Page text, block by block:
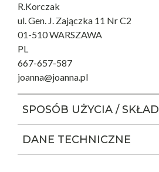
R.Korczak
ul. Gen. J. Zajączka 11 Nr C2
01-510 WARSZAWA
PL
667-657-587
joanna@joanna.pl
SPOSÓB UŻYCIA / SKŁAD
DANE TECHNICZNE